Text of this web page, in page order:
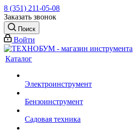
8 (351) 211-05-08
Заказать звонок
Поиск
Войти
Каталог
Электроинструмент
Бензоинструмент
Садовая техника